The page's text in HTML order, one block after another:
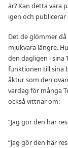
är? Kan detta vara
igen och
Det de glömmer
mjukvara längre.
den dagligen i sina
funktionen till sina
åktur som den
vardag för många
också vittnar om:
“Jag gör den här
“Jag gör den här